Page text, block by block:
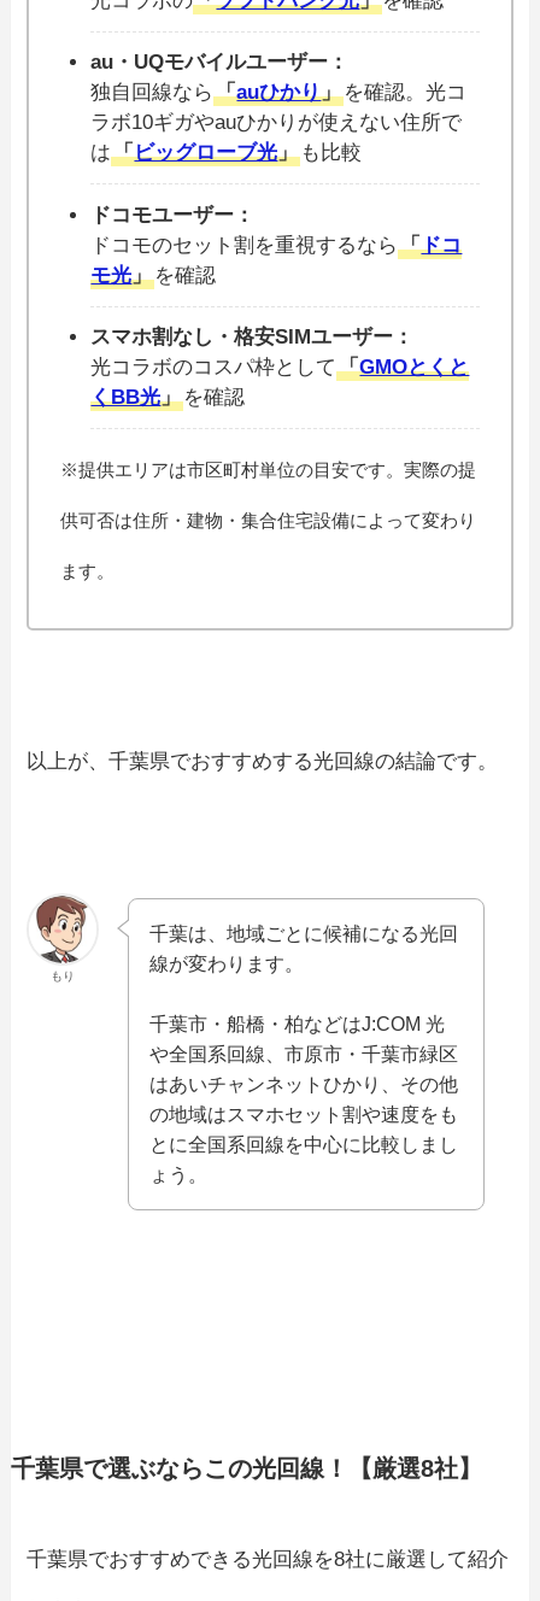
au・UQモバイルユーザー：
独自回線なら「auひかり」を確認。光コ
ラボ10ギガやauひかりが使えない住所で
は「ビッグローブ光」 も比較
ドコモユーザー：
ドコモのセット割を重視するなら「ドコ
モ光」を確認
スマホ割なし・格安SIMユーザー：
光コラボのコスパ枠として「GMOとくと
くBB光」を確認
※提供エリアは市区町村単位の目安です。実際の提
供可否は住所・建物・集合住宅設備によって変わり
ます。
以上が、千葉県でおすすめする光回線の結論です。
もり
千葉は、地域ごとに候補になる光回
線が変わります。
千葉市・船橋・柏などはJ:COM 光
や全国系回線、市原市・千葉市緑区
はあいチャンネットひかり、その他
の地域はスマホセット割や速度をも
とに全国系回線を中心に比較しまし
ょう。
千葉県で選ぶならこの光回線！【厳選8社】
千葉県でおすすめできる光回線を8社に厳選して紹介